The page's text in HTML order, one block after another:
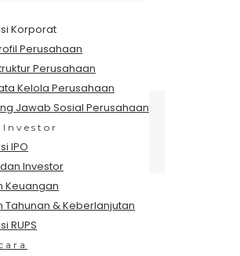
Korporat
Perusahaan
Perusahaan
Kelola Perusahaan
Jawab Sosial Perusahaan
IPO
Investor
Keuangan
Tahunan & Keberlanjutan
RUPS